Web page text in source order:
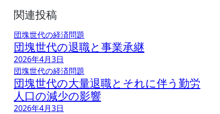
ビ
ゲ
ー
シ
ョ
ン
関連投稿
団塊世代の経済問題
団塊世代の退職と事業承継
2026年4月3日
団塊世代の経済問題
団塊世代の大量退職とそれに伴う勤労
人口の減少の影響
2026年4月3日